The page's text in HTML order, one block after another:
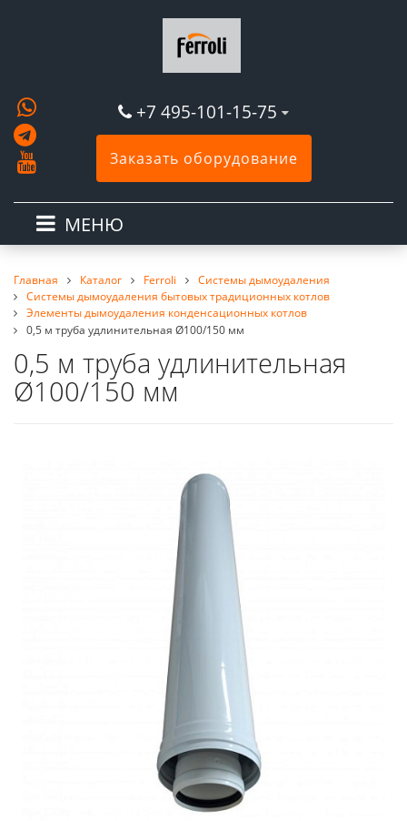
+7 495-101-15-75
Заказать оборудование
МЕНЮ
Главная Каталог Ferroli
Системы дымоудаления
Системы дымоудаления бытовых традиционных котлов
Элементы дымоудаления конденсационных котлов
0,5 м труба удлинительная Ø100/150 мм
0,5 м труба удлинительная
Ø100/150 мм